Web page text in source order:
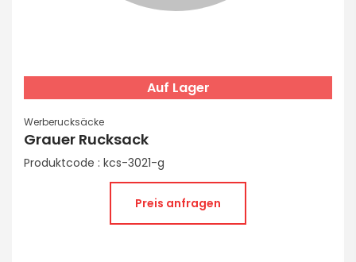
Auf Lager
Werberucksäcke
Grauer Rucksack
Produktcode : kcs-3021-g
Preis anfragen